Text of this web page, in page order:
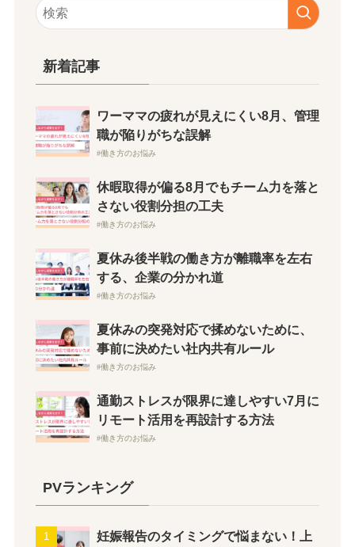
新着記事
ワーママの疲れが見えにくい8月、管理
職が陥りがちな誤解
働き方のお悩み
休暇取得が偏る8月でもチーム力を落と
さない役割分担の工夫
働き方のお悩み
夏休み後半戦の働き方が離職率を左右
する、企業の分かれ道
働き方のお悩み
夏休みの突発対応で揉めないために、
事前に決めたい社内共有ルール
働き方のお悩み
通勤ストレスが限界に達しやすい7月に
リモート活用を再設計する方法
働き方のお悩み
PVランキング
妊娠報告のタイミングで悩まない！上